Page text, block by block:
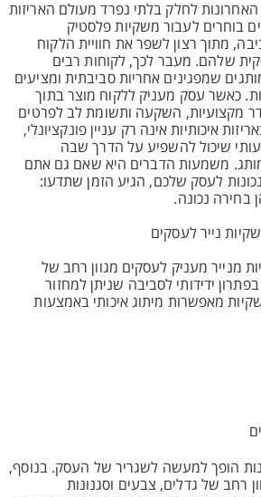
האחרונות לחלק בלתי נפרד מעולם האריזות
בוחרים לעבור משקיות פלסטיק
מתוך רצון לשפר את חוויית הלקוח
שלהם. מעבר לכך, לקוחות רבים
שמפגינים אחריות סביבתית ומציעים
כאשר עסק מעניק ללקוח מוצר בתוך
מקצועיות, השקעה ותשומת לב לפרטים
איכותיות אינה רק עניין פונקציונלי,
שיכול להשפיע על הדרך שבה
משמעות הדברים היא שאם גם אתם
לעסק שלכם, הגיע הזמן שתדעו:
בחירה נכונה.
נייר לעסקים
מנייר מעניק לעסקים מגוון רחב של
ידידותי לסביבה שניתן למחזור
מאפשרות מיתוג איכותי באמצעות
הופך למעשה לשגריר של העסק. בנוסף,
רחב של גדלים, צבעים וסגנונות